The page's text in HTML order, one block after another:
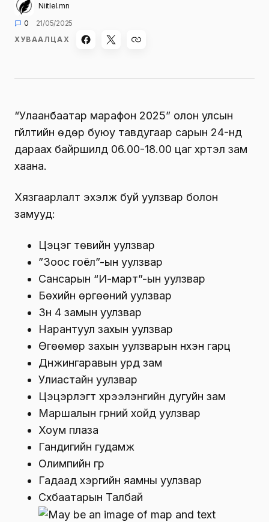
Niitlel.mn
0
21/05/2025
ХУВААЛЦАХ
“Улаанбаатар марафон 2025” олон улсын
гүйлтийн өдөр буюу тавдугаар сарын 24-нд
дараах байршилд 06.00-18.00 цаг хүртэл зам
хаана.
Хязгаарлалт эхэлж буй уулзвар болон
замууд:
Цэцэг төвийн уулзвар
”Зоос гоёл”-ын уулзвар
Сансарын “И-март”-ын уулзвар
Бөхийн өргөөний уулзвар
Зүүн 4 замын уулзвар
Нарантуул захын уулзвар
Өгөөмөр захын уулзварын нүхэн гарц
Дүнжингаравын урд зам
Улиастайн уулзвар
Цэцэрлэгт хүрээлэнгийн дугуйн зам
Маршалын гүүрний хойд уулзвар
Хоум плаза
Гандигийн гудамж
Олимпийн гүүр
Гадаад хэргийн яамны уулзвар
Сүхбаатарын Талбай